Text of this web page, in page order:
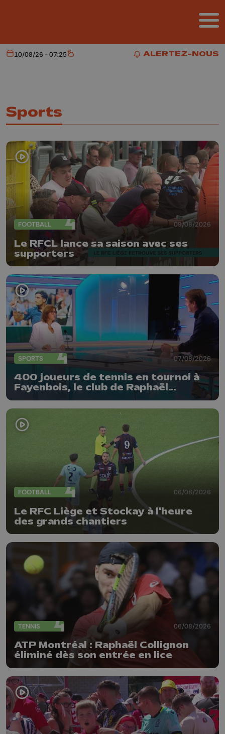
ALERTEZ-NOUS
ALERTEZ-NOUS
Aujourd'hui
10/08/26 - 07:25 Météo
Sports
FOOTBALL 09/08/2026
Le RFCL lance sa saison avec ses
supporters
SPORTS 07/08/2026
400 joueurs de tennis en tournoi à
Fayenbois, le club de Raphaël
FOOTBALL 06/08/2026
Le RFC Liège et Stockay à l'heure
des grands chantiers
TENNIS 06/08/2026
ATP Montréal : Raphaël Collignon
éliminé dès son entrée en lice